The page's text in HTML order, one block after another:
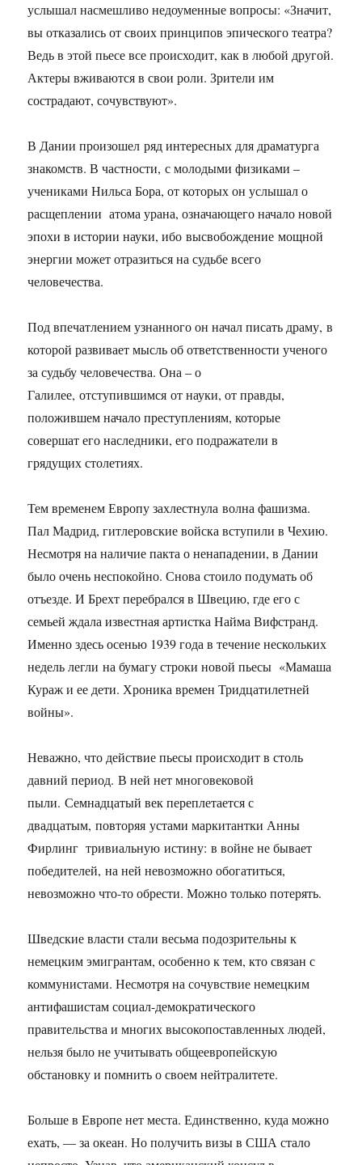
услышал насмешливо недоуменные вопросы: «Значит,
вы отказались от своих принципов эпического театра?
Ведь в этой пьесе все происходит, как в любой другой.
Актеры вживаются в свои роли. Зрители им
сострадают, сочувствуют».
В Дании произошел ряд интересных для драматурга
знакомств. В частности, с молодыми физиками –
учениками Нильса Бора, от которых он услышал о
расщеплении атома урана, означающего начало новой
эпохи в истории науки, ибо высвобождение мощной
энергии может отразиться на судьбе всего
человечества.
Под впечатлением узнанного он начал писать драму, в
которой развивает мысль об ответственности ученого
за судьбу человечества. Она – о
Галилее, отступившимся от науки, от правды,
положившем начало преступлениям, которые
совершат его наследники, его подражатели в
грядущих столетиях.
Тем временем Европу захлестнула волна фашизма.
Пал Мадрид, гитлеровские войска вступили в Чехию.
Несмотря на наличие пакта о ненападении, в Дании
было очень неспокойно. Снова стоило подумать об
отъезде. И Брехт перебрался в Швецию, где его с
семьей ждала известная артистка Найма Вифстранд.
Именно здесь осенью 1939 года в течение нескольких
недель легли на бумагу строки новой пьесы «Мамаша
Кураж и ее дети. Хроника времен Тридцатилетней
войны».
Неважно, что действие пьесы происходит в столь
давний период. В ней нет многовековой
пыли. Семнадцатый век переплетается с
двадцатым, повторяя устами маркитантки Анны
Фирлинг тривиальную истину: в войне не бывает
победителей, на ней невозможно обогатиться,
невозможно что-то обрести. Можно только потерять.
Шведские власти стали весьма подозрительны к
немецким эмигрантам, особенно к тем, кто связан с
коммунистами. Несмотря на сочувствие немецким
антифашистам социал-демократического
правительства и многих высокопоставленных людей,
нельзя было не учитывать общеевропейскую
обстановку и помнить о своем нейтралитете.
Больше в Европе нет места. Единственно, куда можно
ехать, — за океан. Но получить визы в США стало